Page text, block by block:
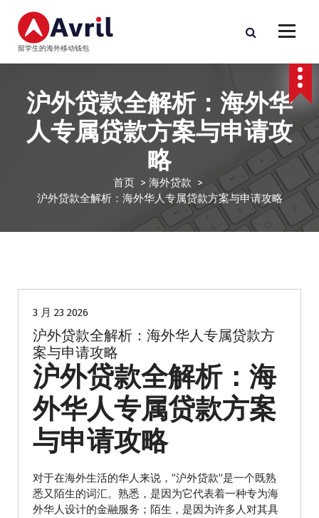
留学生的海外移动钱包
沪外贷款全解析：海外华
人专属贷款方案与申请攻
略
首页 > 海外贷款 >
沪外贷款全解析：海外华人专属贷款方案与申请攻略
3 月 23 2026
沪外贷款全解析：海外华人专属贷款方
案与申请攻略
沪外贷款全解析：海
外华人专属贷款方案
与申请攻略
对于在海外生活的华人来说，”沪外贷款”是一个既熟
悉又陌生的词汇。熟悉，是因为它代表着一种专为海
外华人设计的金融服务；陌生，是因为许多人对其具